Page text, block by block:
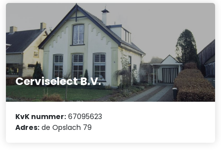
Cerviselect B.V.
KvK nummer: 67095623
Adres: de Opslach 79